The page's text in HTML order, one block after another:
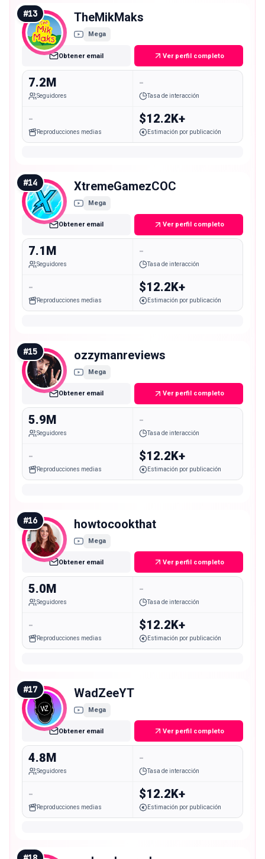
#13 TheMikMaks
Mega
Obtener email Ver perfil completo
7.2M
Seguidores
-
Tasa de interacción
-
Reproducciones medias
$12.2K+
Estimación por publicación
#14 XtremeGamezCOC
Mega
Obtener email Ver perfil completo
7.1M
Seguidores
-
Tasa de interacción
-
Reproducciones medias
$12.2K+
Estimación por publicación
#15 ozzymanreviews
Mega
Obtener email Ver perfil completo
5.9M
Seguidores
-
Tasa de interacción
-
Reproducciones medias
$12.2K+
Estimación por publicación
#16 howtocookthat
Mega
Obtener email Ver perfil completo
5.0M
Seguidores
-
Tasa de interacción
-
Reproducciones medias
$12.2K+
Estimación por publicación
#17 WadZeeYT
Mega
Obtener email Ver perfil completo
4.8M
Seguidores
-
Tasa de interacción
-
Reproducciones medias
$12.2K+
Estimación por publicación